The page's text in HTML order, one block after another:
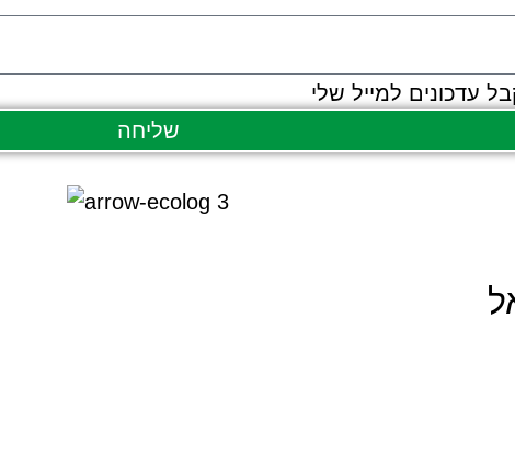
עדכונים למייל שלי
שליחה